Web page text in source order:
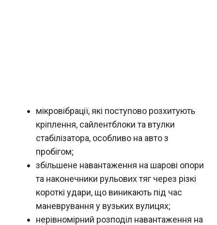
мікровібрації, які поступово розхитують
кріплення, сайлентблоки та втулки
стабілізатора, особливо на авто з
пробігом;
збільшене навантаження на шарові опори
та наконечники рульових тяг через різкі
короткі удари, що виникають під час
маневрування у вузьких вулицях;
нерівномірний розподіл навантаження на